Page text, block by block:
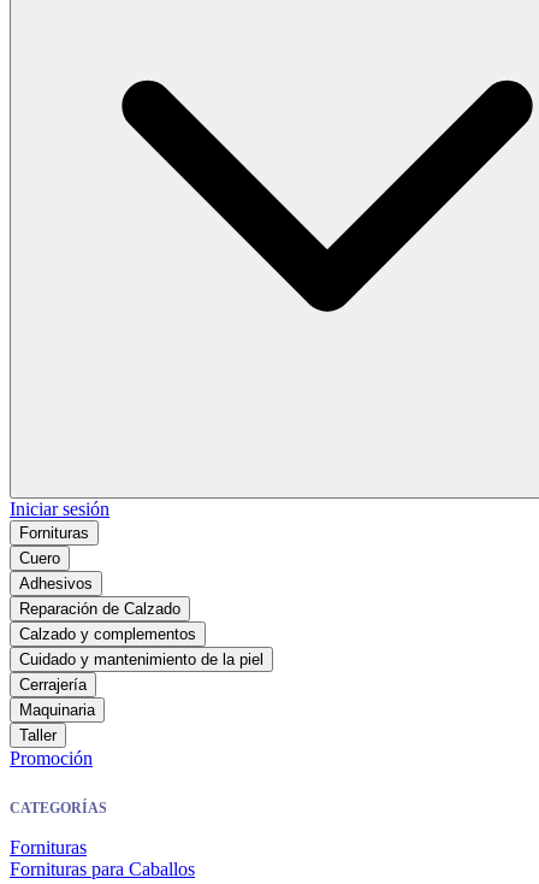
Iniciar sesión
Fornituras
Cuero
Adhesivos
Reparación de Calzado
Calzado y complementos
Cuidado y mantenimiento de la piel
Cerrajería
Maquinaria
Taller
Promoción
CATEGORÍAS
Fornituras
Fornituras para Caballos